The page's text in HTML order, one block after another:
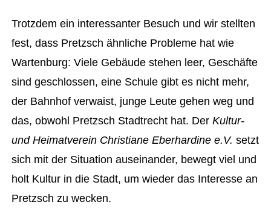
Trotzdem ein interessanter Besuch und wir stellten
fest, dass Pretzsch ähnliche Probleme hat wie
Wartenburg: Viele Gebäude stehen leer, Geschäfte
sind geschlossen, eine Schule gibt es nicht mehr,
der Bahnhof verwaist, junge Leute gehen weg und
das, obwohl Pretzsch Stadtrecht hat. DerKultur-
und Heimatverein Christiane Eberhardine e.V. setzt
sich mit der Situation auseinander, bewegt viel und
holt Kultur in die Stadt, um wieder das Interesse an
Pretzsch zu wecken.